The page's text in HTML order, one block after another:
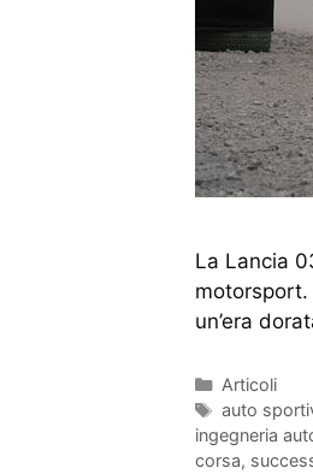
La Lancia
motorsport.
un’era
Articoli
auto
ingegneria
corsa,